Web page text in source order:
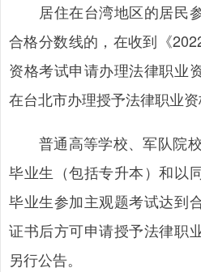
居住在台湾地区的居民
合格分数线的，在收到《
资格考试申请办理法律职业
在台北市办理授予法律职业资
普通高等学校、军队院校
毕业生（包括专升本）和以
毕业生参加主观题考试达到
证书后方可申请授予法律职
另行公告。